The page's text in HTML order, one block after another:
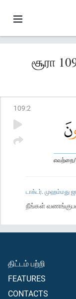
சூரா
109:2
டாக்டர். முஹம்மது
நீங்கள்
திட்டம் பற்றி
FEATURES
CONTACTS